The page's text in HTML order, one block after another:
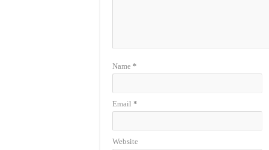
Name *
Email *
Website